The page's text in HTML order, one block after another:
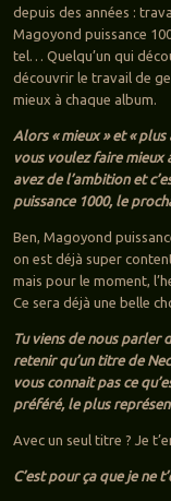
depuis des années :
Magoyond puissance
tel… Quelqu’un qui
découvrir le travail de
mieux à chaque album.
Alors « mieux » et « plus
vous voulez faire mieux
avez de l’ambition et
puissance 1000, le
Ben, Magoyond
on est déjà super
mais pour le moment,
Ce sera déjà une belle
Tu viens de nous parler
retenir qu’un titre de
vous connait pas ce
préféré, le plus
Avec un seul titre ? Je
C’est pour ça que je ne